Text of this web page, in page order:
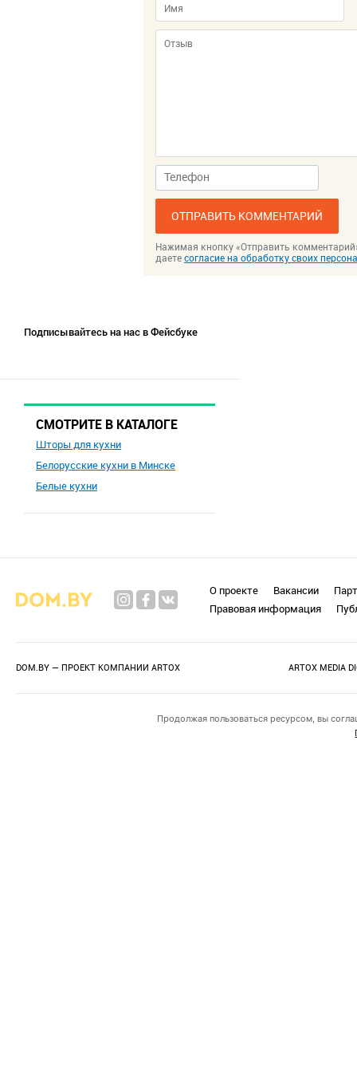
ОТПРАВИТЬ КОММЕНТАРИЙ
Нажимая кнопку «Отправить
даете согласие на обработку своих
Подписывайтесь на нас в Фейсбуке
СМОТРИТЕ В КАТАЛОГЕ
Шторы для кухни
Белорусские кухни в Минске
Белые кухни
О проекте Вакансии
Правовая информация
DOM.BY — ПРОЕКТ КОМПАНИИ ARTOX ARTOX MEDIA
Продолжая пользоваться ресурсом, вы